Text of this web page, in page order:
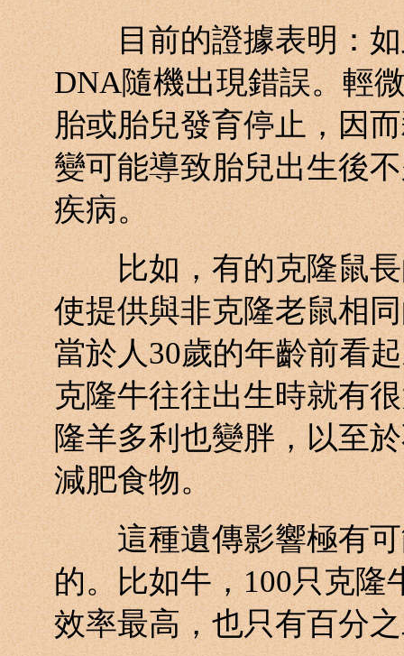
目前的證據表明：如
DNA隨機出現錯誤。輕
胎或胎兒發育停止，因
變可能導致胎兒出生後
疾病。
比如，有的克隆鼠長
使提供與非克隆老鼠相
當於人30歲的年齡前看
克隆牛往往出生時就有
隆羊多利也變胖，以至
減肥食物。
這種遺傳影響極有可
的。比如牛，100只克隆
效率最高，也只有百分